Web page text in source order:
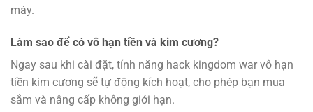
máy.
Làm sao để có vô hạn tiền và kim cương?
Ngay sau khi cài đặt, tính năng hack kingdom war vô hạn
tiền kim cương sẽ tự động kích hoạt, cho phép bạn mua
sắm và nâng cấp không giới hạn.